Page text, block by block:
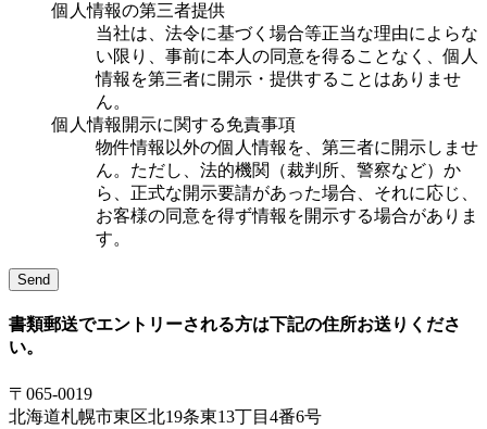
個人情報の第三者提供
当社は、法令に基づく場合等正当な理由によらな
い限り、事前に本人の同意を得ることなく、個人
情報を第三者に開示・提供することはありませ
ん。
個人情報開示に関する免責事項
物件情報以外の個人情報を、第三者に開示しませ
ん。ただし、法的機関（裁判所、警察など）か
ら、正式な開示要請があった場合、それに応じ、
お客様の同意を得ず情報を開示する場合がありま
す。
書類郵送でエントリーされる方は下記の住所お送りくださ
い。
〒065-0019
北海道札幌市東区北19条東13丁目4番6号